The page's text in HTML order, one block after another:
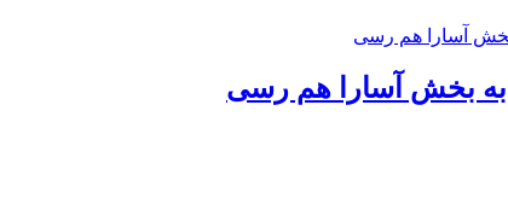
به بخش آسارا هم رسی